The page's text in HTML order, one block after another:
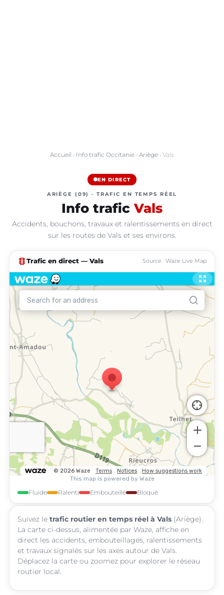
Accueil › Info trafic Occitanie › Ariège › Vals
EN DIRECT
ARIÈGE (09) · TRAFIC EN TEMPS RÉEL
Info trafic Vals
Accidents, bouchons, travaux et ralentissements en direct
sur les routes de Vals et ses environs.
traffic Trafic en direct — Vals Source : Waze Live Map
Fluide Ralenti Embouteillé Bloqué
Suivez le trafic routier en temps réel à Vals (Ariège).
La carte ci-dessus, alimentée par Waze, affiche en
direct les accidents, embouteillages, ralentissements
et travaux signalés sur les axes autour de Vals.
Déplacez la carte ou zoomez pour explorer le réseau
routier local.